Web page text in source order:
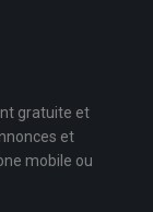
gratuite et
et
mobile ou